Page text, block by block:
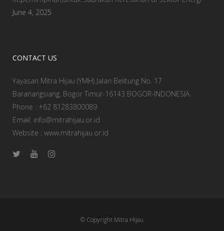
June 4, 2025
CONTACT US
Yayasan Mitra Hijau (YMH) Jalan Belitung No. 17
Baranangsiang, Bogor Timur-16143 BOGOR-INDONESIA.
Phone : +62 81283800089
Email: info@mitrahijau.or.id
Website : www.mitrahijau.or.id
© Copyright Mitra Hijau